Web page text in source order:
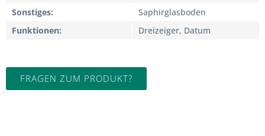
Sonstiges
Saphirglasboden
Funktionen
Dreizeiger, Datum
FRAGEN ZUM PRODUKT?